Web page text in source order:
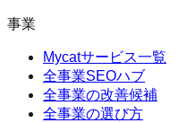
事業
Mycatサービス一覧
全事業SEOハブ
全事業の改善候補
全事業の選び方